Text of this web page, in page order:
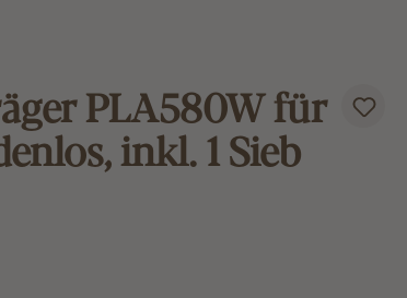
PLA580W für
inkl. 1 Sieb